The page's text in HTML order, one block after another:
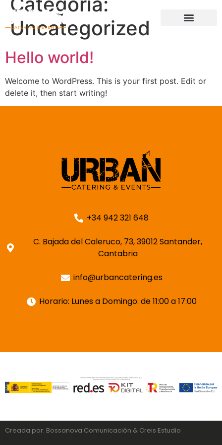
Uncategorized
Hello world!
Welcome to WordPress. This is your first post. Edit or
delete it, then start writing!
+34 942 321 648
C. Bajada del Caleruco, 73, 39012 Santander,
Cantabria
info@urbancatering.es
Horario: Lunes a Domingo: de 11:00 a 17:00
Creada por: Bossanova Comunicación & Creis Estudio